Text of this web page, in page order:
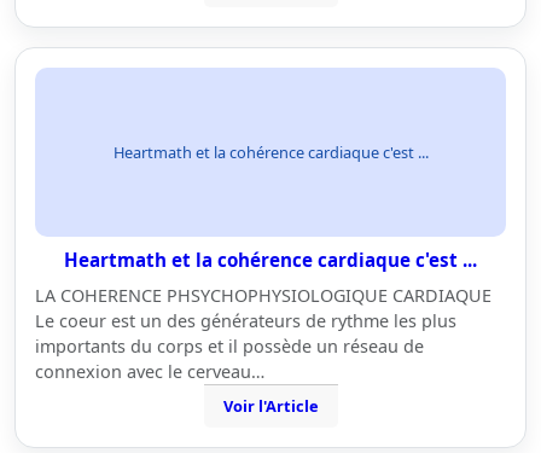
Heartmath et la cohérence cardiaque c'est ...
Heartmath et la cohérence cardiaque c'est ...
LA COHERENCE PHSYCHOPHYSIOLOGIQUE CARDIAQUE
Le coeur est un des générateurs de rythme les plus
importants du corps et il possède un réseau de
connexion avec le cerveau…
Voir l'Article